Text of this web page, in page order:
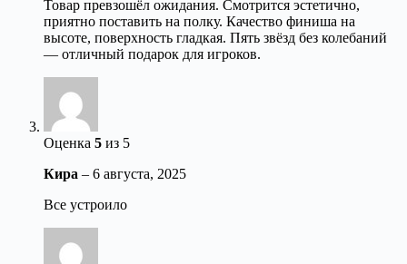
Товар превзошёл ожидания. Смотрится эстетично,
приятно поставить на полку. Качество финиша на
высоте, поверхность гладкая. Пять звёзд без колебаний
— отличный подарок для игроков.
Оценка 5 из 5
Кира – 6 августа, 2025
Все устроило